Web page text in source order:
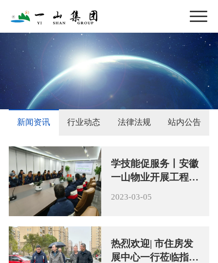
新闻资讯 行业动态 法律法规 站内公告
学技能促服务丨安徽
一山物业开展工程技
2023-03-05
热烈欢迎| 市住房发
展中心一行莅临指导